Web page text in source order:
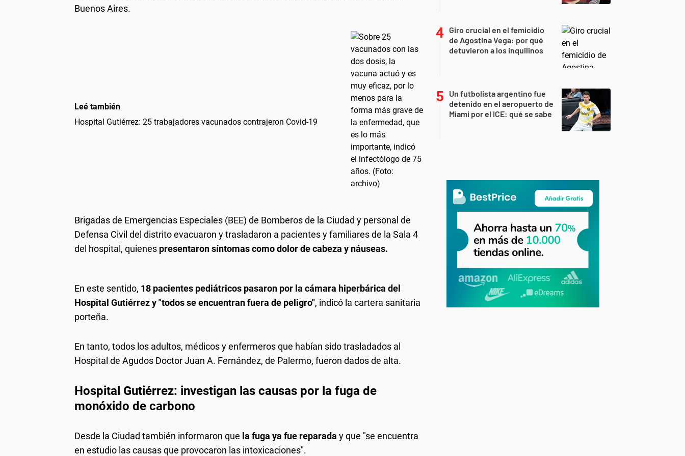
Buenos Aires.
Leé también
Hospital Gutiérrez: 25 trabajadores vacunados contrajeron Covid-19
Brigadas de Emergencias Especiales (BEE) de Bomberos de la Ciudad y personal de
Defensa Civil del distrito evacuaron y trasladaron a pacientes y familiares de la Sala 4
del hospital, quienes presentaron síntomas como dolor de cabeza y náuseas.
En este sentido, 18 pacientes pediátricos pasaron por la cámara hiperbárica del
Hospital Gutiérrez y "todos se encuentran fuera de peligro", indicó la cartera sanitaria
porteña.
En tanto, todos los adultos, médicos y enfermeros que habían sido trasladados al
Hospital de Agudos Doctor Juan A. Fernández, de Palermo, fueron dados de alta.
Hospital Gutiérrez: investigan las causas por la fuga de
monóxido de carbono
Desde la Ciudad también informaron que la fuga ya fue reparada y que "se encuentra
en estudio las causas que provocaron las intoxicaciones".
Giro crucial en el femicidio
de Agostina Vega: por qué
detuvieron a los inquilinos
Un futbolista argentino fue
detenido en el aeropuerto de
Miami por el ICE: qué se sabe